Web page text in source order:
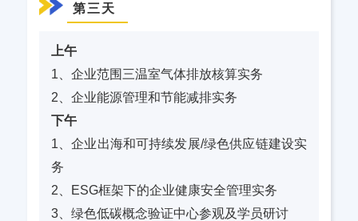
第三天
上午
1、企业范围三温室气体排放核算实务
2、企业能源管理和节能减排实务
下午
1、企业出海和可持续发展/绿色供应链建设实
务
2、ESG框架下的企业健康安全管理实务
3、绿色低碳概念验证中心参观及学员研讨